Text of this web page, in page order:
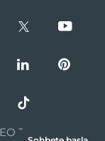
Tüm hakları